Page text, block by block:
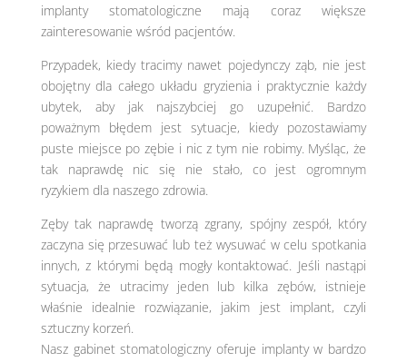
implanty stomatologiczne mają coraz większe
zainteresowanie wśród pacjentów.
Przypadek, kiedy tracimy nawet pojedynczy ząb, nie jest
obojętny dla całego układu gryzienia i praktycznie każdy
ubytek, aby jak najszybciej go uzupełnić. Bardzo
poważnym błędem jest sytuacje, kiedy pozostawiamy
puste miejsce po zębie i nic z tym nie robimy. Myśląc, że
tak naprawdę nic się nie stało, co jest ogromnym
ryzykiem dla naszego zdrowia.
Zęby tak naprawdę tworzą zgrany, spójny zespół, który
zaczyna się przesuwać lub też wysuwać w celu spotkania
innych, z którymi będą mogły kontaktować. Jeśli nastąpi
sytuacja, że utracimy jeden lub kilka zębów, istnieje
właśnie idealnie rozwiązanie, jakim jest implant, czyli
sztuczny korzeń.
Nasz gabinet stomatologiczny oferuje implanty w bardzo